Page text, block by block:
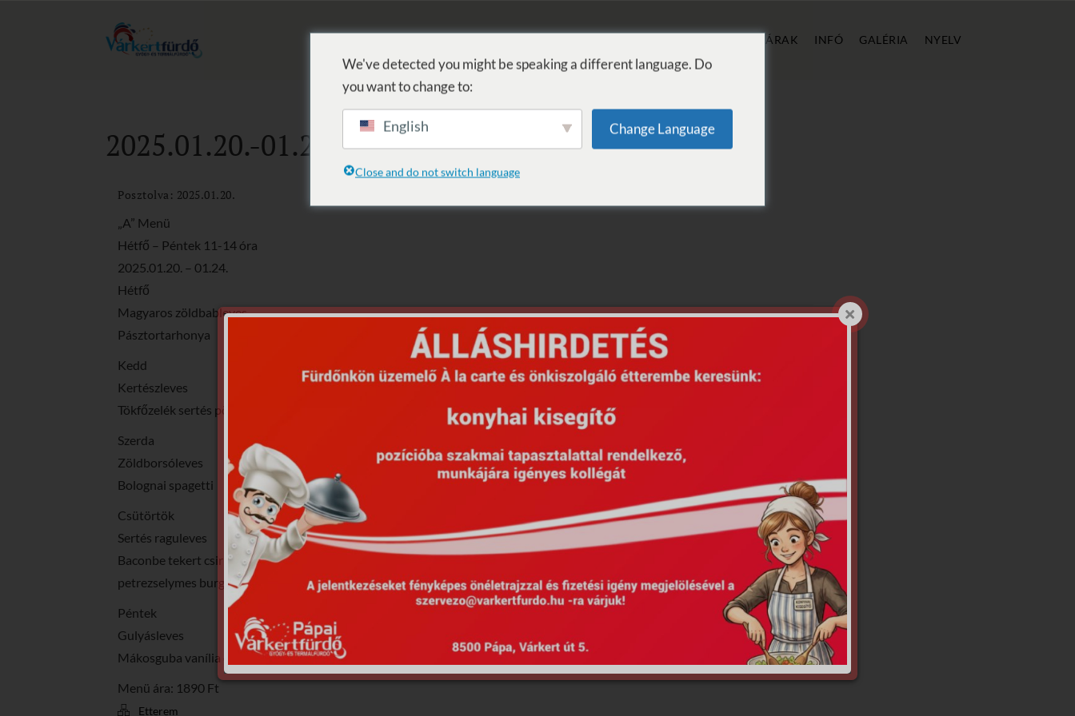
ÁRAK INFÓ GALÉRIA NYELV
2025.01.20.-01.26.
Posztolva: 2025.01.20.
„A” Menü
Hétfő – Péntek 11-14 óra
2025.01.20. – 01.24.
Hétfő
Magyaros zöldbableves
Pásztortarhonya
Kedd
Kertészleves
Tökfőzelék sertés pörkölttel
Szerda
Zöldborsóleves
Bolognai spagetti
Csütörtök
Sertés raguleves
Baconbe tekert csirkemáj
petrezselymes burgonyával
Péntek
Gulyásleves
Mákosguba vanília öntettel
Menü ára: 1890 Ft
Etterem
We've detected you might be speaking a different language. Do
you want to change to:
English Change Language
Close and do not switch language